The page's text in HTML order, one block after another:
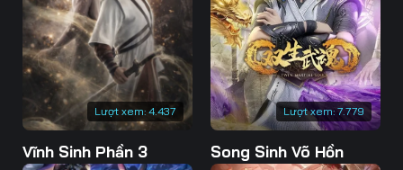
94 95 96
97 98 99
100 101 102
103 105
Lượt xem: 4.437
Vĩnh Sinh Phần 3
Lượt xem: 7.779
Song Sinh Võ Hồn